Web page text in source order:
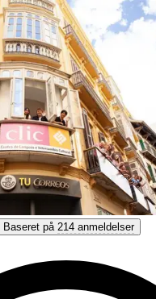
på 214 anmeldelser
Få personlig rådgivning
Baseret på 214 anmeldelser